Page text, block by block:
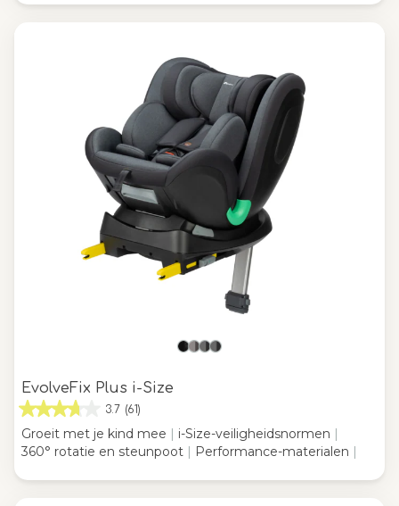
EvolveFix Plus i-Size
3.7 (61)
Groeit met je kind mee | i-Size-veiligheidsnormen |
360° rotatie en steunpoot | Performance-materialen |